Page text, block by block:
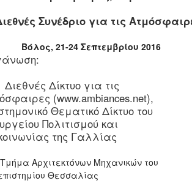
Συνέδριο για τις
Βόλος, 21-24 Σεπτεμβρίου 2016
Δίκτυο για τις
(www.ambiances.net),
Θεματικό Δίκτυο του
Πολιτισμού και
της Γαλλίας
Αρχιτεκτόνων Μηχανικών του
Θεσσαλίας